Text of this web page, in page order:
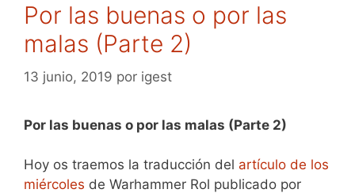
Por las buenas o por las
malas (Parte 2)
13 junio, 2019 por igest
Por las buenas o por las malas (Parte 2)
Hoy os traemos la traducción del artículo de los
miércoles de Warhammer Rol publicado por